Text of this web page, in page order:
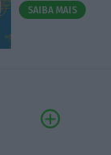
SAIBA MAIS